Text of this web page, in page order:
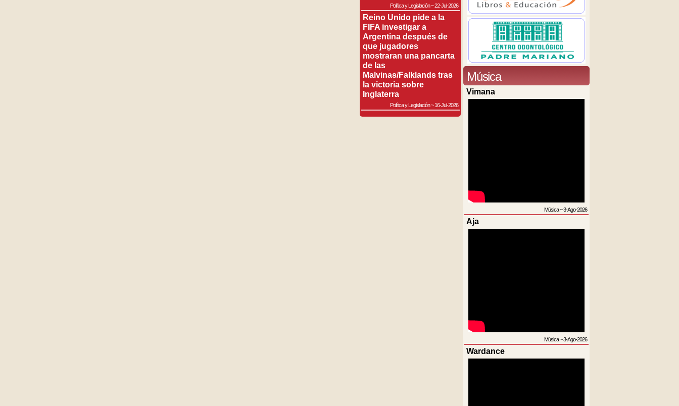
Política y Legislación~22-Jul-2026
Reino Unido pide a la
FIFA investigar a
Argentina después de
que jugadores
mostraran una pancarta
de las
Malvinas/Falklands tras
la victoria sobre
Inglaterra
Política y Legislación~16-Jul-2026
Música
Vimana
Música~3-Ago-2026
Aja
Música~3-Ago-2026
Wardance